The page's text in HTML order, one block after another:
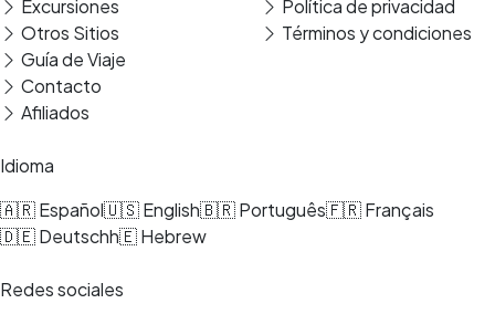
Excursiones
Otros Sitios
Guía de Viaje
Contacto
Afiliados
Política de privacidad
Términos y condiciones
Idioma
🇦🇷 Español🇺🇸 English🇧🇷 Português🇫🇷 Français
🇩🇪 Deutschh🇪 Hebrew
Redes sociales